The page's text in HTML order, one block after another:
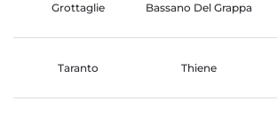
Grottaglie Bassano Del Grappa
Taranto Thiene